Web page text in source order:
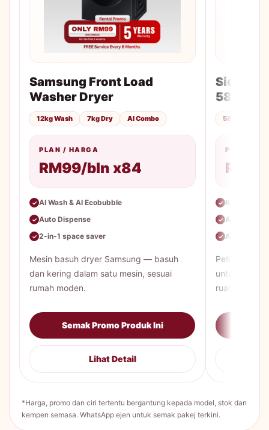
Samsung Front Load
Washer Dryer
12kg Wash 7kg Dry AI Combo
PLAN / HARGA
RM99/bln x84
✓ AI Wash & AI Ecobubble
✓ Auto Dispense
✓ 2-in-1 space saver
Mesin basuh dryer Samsung — basuh
dan kering dalam satu mesin, sesuai
rumah moden.
Semak Promo Produk Ini
Lihat Detail
Side-
583L
583L
PLAN /
✓ Kapasiti
✓ AI Energy
✓ All-Around
Peti sejuk
untuk
ruang lebih
*Harga, promo dan ciri tertentu bergantung kepada model, stok dan
kempen semasa. WhatsApp ejen untuk semak pakej terkini.